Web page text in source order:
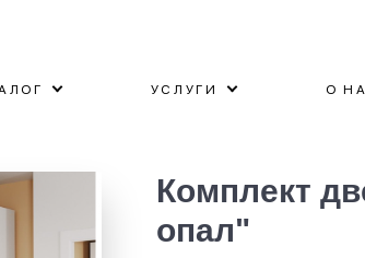
УСЛУГИ О
Комплект
опал"